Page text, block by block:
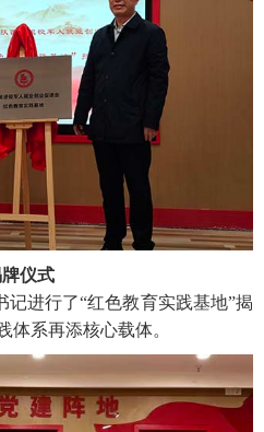
仪式
记进行了“红色教育实践基地”揭
体系再添核心载体。